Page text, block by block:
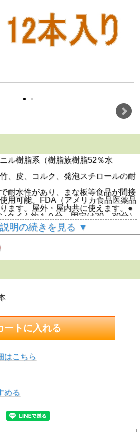
ル樹脂系（樹脂族樹脂52％水
、皮、コルク、発泡スチロールの耐
耐水性があり、まな板等食品が間接
用可能。FDA（アメリカ食品医薬品
ます。屋外・屋内共に使えます。●
タイム約１０分。固定は20～30分）
性に優れています。●乾燥時の色：
所はお使い頂けません。構造接着や
明の続きを見る ▼
はこちら
める